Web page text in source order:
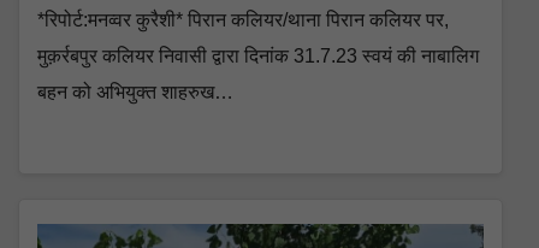
*रिपोर्ट:मनव्वर कुरैशी* पिरान कलियर/थाना पिरान कलियर पर,
मुक़र्रबपुर कलियर निवासी द्वारा दिनांक 31.7.23 स्वयं की नाबालिग
बहन को अभियुक्त शाहरुख…